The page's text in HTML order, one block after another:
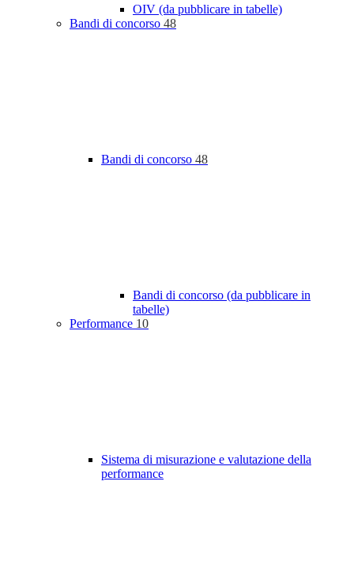
OIV (da pubblicare in tabelle)
Bandi di concorso 48
Bandi di concorso 48
Bandi di concorso (da pubblicare in
tabelle)
Performance 10
Sistema di misurazione e valutazione della
performance